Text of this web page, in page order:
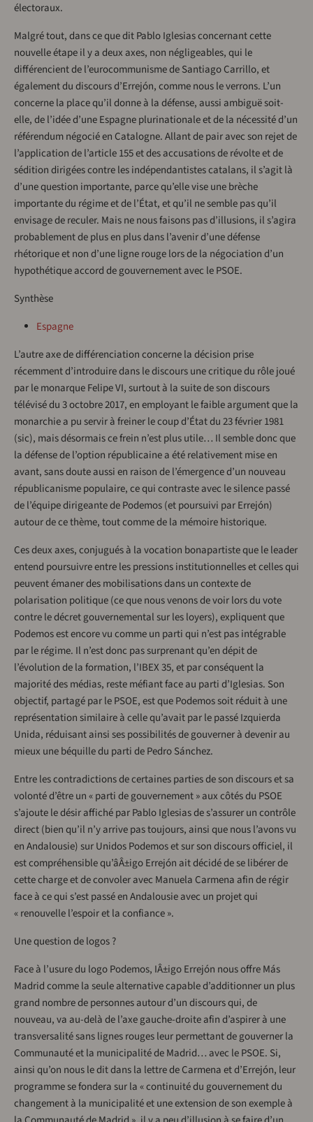
électoraux.
Malgré tout, dans ce que dit Pablo Iglesias concernant cette
nouvelle étape il y a deux axes, non négligeables, qui le
différencient de l’eurocommunisme de Santiago Carrillo, et
également du discours d’Errejón, comme nous le verrons. L’un
concerne la place qu’il donne à la défense, aussi ambiguë soit-
elle, de l’idée d’une Espagne plurinationale et de la nécessité d’un
référendum négocié en Catalogne. Allant de pair avec son rejet de
l’application de l’article 155 et des accusations de révolte et de
sédition dirigées contre les indépendantistes catalans, il s’agit là
d’une question importante, parce qu’elle vise une brèche
importante du régime et de l’État, et qu’il ne semble pas qu’il
envisage de reculer. Mais ne nous faisons pas d’illusions, il s’agira
probablement de plus en plus dans l’avenir d’une défense
rhétorique et non d’une ligne rouge lors de la négociation d’un
hypothétique accord de gouvernement avec le PSOE.
Synthèse
Espagne
L’autre axe de différenciation concerne la décision prise
récemment d’introduire dans le discours une critique du rôle joué
par le monarque Felipe VI, surtout à la suite de son discours
télévisé du 3 octobre 2017, en employant le faible argument que la
monarchie a pu servir à freiner le coup d’État du 23 février 1981
(sic), mais désormais ce frein n’est plus utile… Il semble donc que
la défense de l’option républicaine a été relativement mise en
avant, sans doute aussi en raison de l’émergence d’un nouveau
républicanisme populaire, ce qui contraste avec le silence passé
de l’équipe dirigeante de Podemos (et poursuivi par Errejón)
autour de ce thème, tout comme de la mémoire historique.
Ces deux axes, conjugués à la vocation bonapartiste que le leader
entend poursuivre entre les pressions institutionnelles et celles qui
peuvent émaner des mobilisations dans un contexte de
polarisation politique (ce que nous venons de voir lors du vote
contre le décret gouvernemental sur les loyers), expliquent que
Podemos est encore vu comme un parti qui n’est pas intégrable
par le régime. Il n’est donc pas surprenant qu’en dépit de
l’évolution de la formation, l’IBEX 35, et par conséquent la
majorité des médias, reste méfiant face au parti d’Iglesias. Son
objectif, partagé par le PSOE, est que Podemos soit réduit à une
représentation similaire à celle qu’avait par le passé Izquierda
Unida, réduisant ainsi ses possibilités de gouverner à devenir au
mieux une béquille du parti de Pedro Sánchez.
Entre les contradictions de certaines parties de son discours et sa
volonté d’être un « parti de gouvernement » aux côtés du PSOE
s’ajoute le désir affiché par Pablo Iglesias de s’assurer un contrôle
direct (bien qu’il n’y arrive pas toujours, ainsi que nous l’avons vu
en Andalousie) sur Unidos Podemos et sur son discours officiel, il
est compréhensible qu’âÂ±igo Errejón ait décidé de se libérer de
cette charge et de convoler avec Manuela Carmena afin de régir
face à ce qui s’est passé en Andalousie avec un projet qui
« renouvelle l’espoir et la confiance ».
Une question de logos ?
Face à l’usure du logo Podemos, IÂ±igo Errejón nous offre Más
Madrid comme la seule alternative capable d’additionner un plus
grand nombre de personnes autour d’un discours qui, de
nouveau, va au-delà de l’axe gauche-droite afin d’aspirer à une
transversalité sans lignes rouges leur permettant de gouverner la
Communauté et la municipalité de Madrid… avec le PSOE. Si,
ainsi qu’on nous le dit dans la lettre de Carmena et d’Errejón, leur
programme se fondera sur la « continuité du gouvernement du
changement à la municipalité et une extension de son exemple à